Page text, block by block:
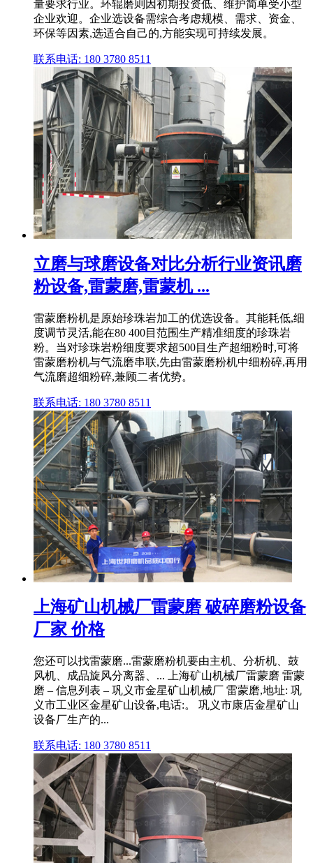
量要求行业。环辊磨则因初期投资低、维护简单受小型
企业欢迎。企业选设备需综合考虑规模、需求、资金、
环保等因素,选适合自己的,方能实现可持续发展。
联系电话: 180 3780 8511
立磨与球磨设备对比分析行业资讯磨
粉设备,雷蒙磨,雷蒙机 ...
雷蒙磨粉机是原始珍珠岩加工的优选设备。其能耗低,细
度调节灵活,能在80 400目范围生产精准细度的珍珠岩
粉。当对珍珠岩粉细度要求超500目生产超细粉时,可将
雷蒙磨粉机与气流磨串联,先由雷蒙磨粉机中细粉碎,再用
气流磨超细粉碎,兼顾二者优势。
联系电话: 180 3780 8511
上海矿山机械厂雷蒙磨 破碎磨粉设备
厂家 价格
您还可以找雷蒙磨...雷蒙磨粉机要由主机、分析机、鼓
风机、成品旋风分离器、... 上海矿山机械厂雷蒙磨 雷蒙
磨 – 信息列表 – 巩义市金星矿山机械厂 雷蒙磨,地址: 巩
义市工业区金星矿山设备,电话:。 巩义市康店金星矿山
设备厂生产的...
联系电话: 180 3780 8511